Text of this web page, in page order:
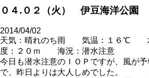
０４.０２（火） 伊豆海洋公園
2014/04/02
天気：晴れのち雨 気温：１６℃
度：２０ｍ 海況：潜水注意
今日も潜水注意のＩＯＰですが、風が
で、昨日よりは大人しめでした。